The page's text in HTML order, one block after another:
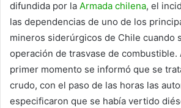
difundida por la Armada chilena, el
las dependencias de uno de los
mineros siderúrgicos de Chile cuando
operación de trasvase de combustible.
primer momento se informó que se
crudo, con el paso de las horas las
especificaron que se había vertido